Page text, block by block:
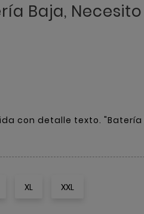
Baja, Necesito
con detalle texto.
XL XXL